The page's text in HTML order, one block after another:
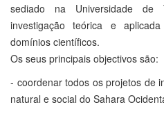
sediado na Universidade
investigação teórica e
domínios científicos.
Os seus principais objectivos são:
- coordenar todos os projetos de
natural e social do Sahara